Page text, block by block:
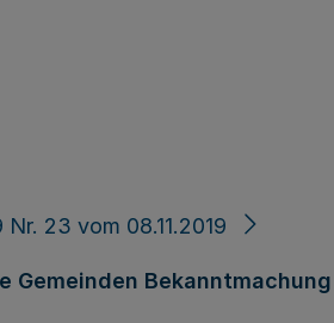
Nr. 23 vom 08.11.2019